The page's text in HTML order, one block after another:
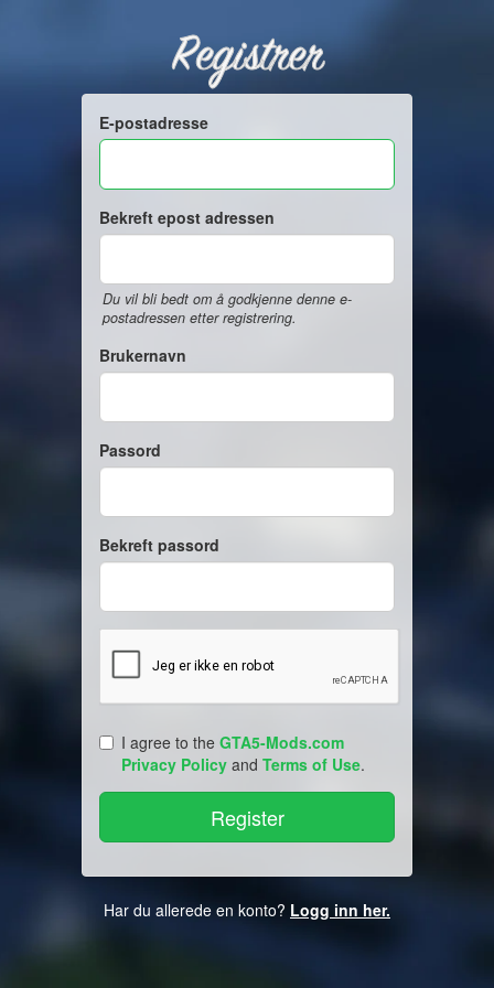
Registrer
E-postadresse
Bekreft epost adressen
Du vil bli bedt om å godkjenne denne e-
postadressen etter registrering.
Brukernavn
Passord
Bekreft passord
I agree to the GTA5-Mods.com
Privacy Policy and Terms of Use.
Har du allerede en konto? Logg inn her.